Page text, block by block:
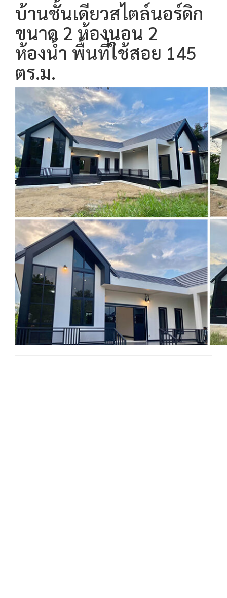
บ้านชั้นเดียวสไตล์นอร์ดิก
ขนาด 2 ห้องนอน 2
ห้องน้ำ พื้นที่ใช้สอย 145
ตร.ม.